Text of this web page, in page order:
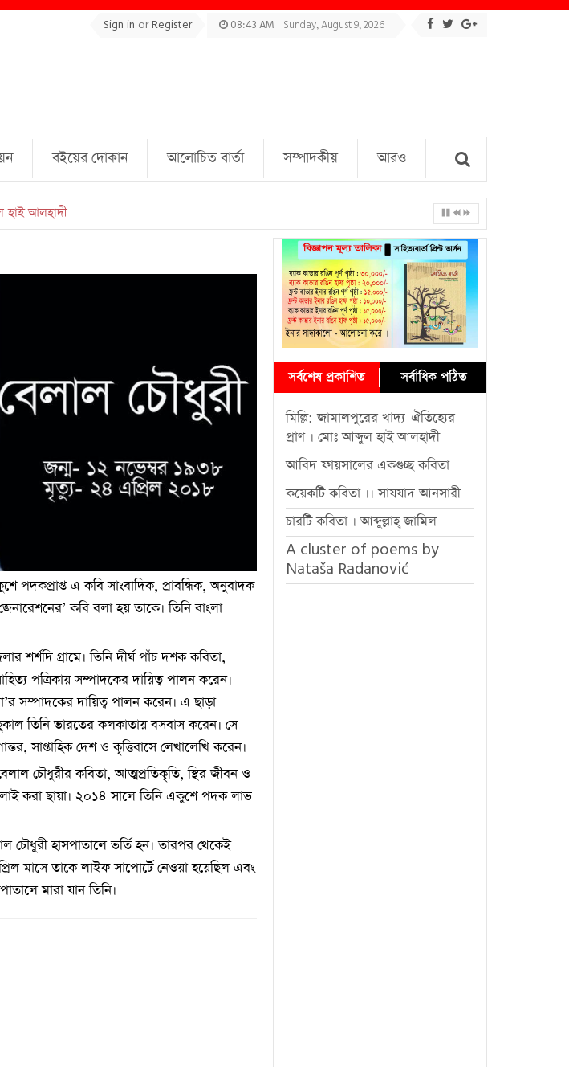
Sign in orRegister 08:43 AM Sunday, August 9, 2026
বইয়ের দোকান আলোচিত বার্তা সম্পাদকীয় আরও
এ কবি সাংবাদিক, প্রাবন্ধিক, অনুবাদক
কবি বলা হয় তাকে। তিনি বাংলা
শর্শদি গ্রামে। তিনি দীর্ঘ পাঁচ দশক কবিতা,
পত্রিকায় সম্পাদকের দায়িত্ব পালন করেন।
সম্পাদকের দায়িত্ব পালন করেন। এ ছাড়া
তিনি ভারতের কলকাতায় বসবাস করেন। সে
সাপ্তাহিক দেশ ও কৃত্তিবাসে লেখালেখি করেন।
চৌধুরীর কবিতা, আত্মপ্রতিকৃতি, স্থির জীবন ও
সেলাই করা ছায়া। ২০১৪ সালে তিনি একুশে পদক লাভ
চৌধুরী হাসপাতালে ভর্তি হন। তারপর থেকেই
মাসে তাকে লাইফ সাপোর্টে নেওয়া হয়েছিল এবং
মারা যান তিনি।
সর্বশেষ প্রকাশিত সর্বাধিক পঠিত
মিল্লি: জামালপুরের খাদ্য-ঐতিহ্যের
প্রাণ । মোঃ আব্দুল হাই আলহাদী
আবিদ ফায়সালের একগুচ্ছ কবিতা
কয়েকটি কবিতা ।। সাযযাদ আনসারী
চারটি কবিতা । আব্দুল্লাহ্ জামিল
A cluster of poems by
Nataša Radanović